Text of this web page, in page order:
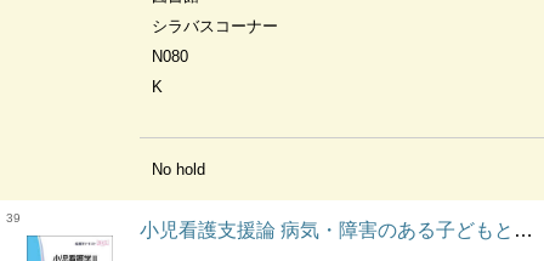
シラバスコーナー
N080
K
No hold
39
小児看護支援論 病気・障害のある子どもと家族への看護 看護学テキストnice. 小児看護学